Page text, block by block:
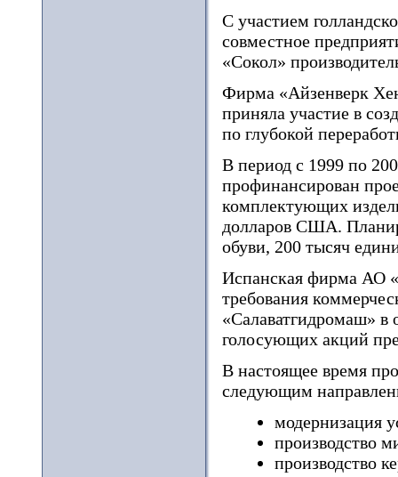
С участием
совместное
«Сокол»
Фирма «Айзенверк
приняла участие в
по глубокой
В период с 1999 по
профинансирован
комплектующих
долларов США.
обуви, 200 тысяч
Испанская фирма АО
требования
«Салаватгидромаш»
голосующих акций
В настоящее время
следующим
модернизация
производство
производство